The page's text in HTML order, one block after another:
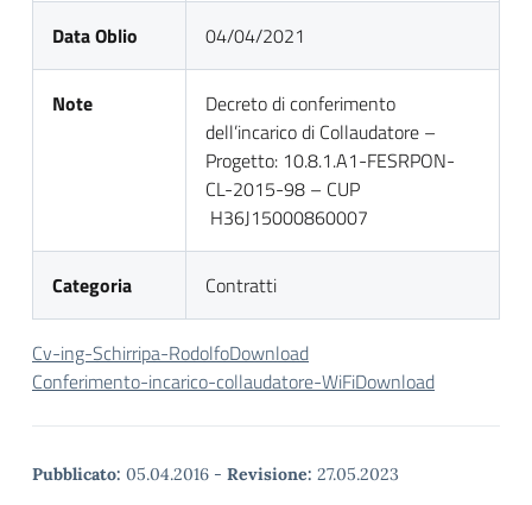
Data Oblio 04/04/2021
Note
Decreto di conferimento
dell’incarico di Collaudatore –
Progetto: 10.8.1.A1-FESRPON-
CL-2015-98 – CUP
H36J15000860007
Categoria Contratti
Cv-ing-Schirripa-RodolfoDownload
Conferimento-incarico-collaudatore-WiFiDownload
Pubblicato: 05.04.2016 - Revisione: 27.05.2023